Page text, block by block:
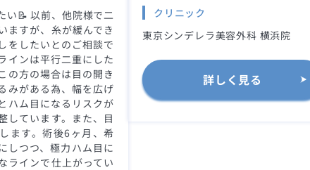
い📝 以前、他院様で二
ますが、糸が緩んでき
をしたいとのご相談で
インは平行二重にした
の方の場合は目の開き
みがある為、幅を広げ
ハム目になるリスクが
しています。また、目
ます。術後6ヶ月、希
しつつ、極力ハム目に
ラインで仕上がってい
クリニック
東京シンデレラ美容外科 横浜院
詳しく見る